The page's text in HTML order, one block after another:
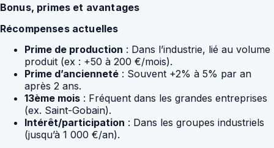
Bonus, primes et avantages
Récompenses actuelles
Prime de production : Dans l’industrie, lié au volume
produit (ex : +50 à 200 €/mois).
Prime d’ancienneté : Souvent +2% à 5% par an
après 2 ans.
13ème mois : Fréquent dans les grandes entreprises
(ex. Saint-Gobain).
Intérêt/participation : Dans les groupes industriels
(jusqu’à 1 000 €/an).